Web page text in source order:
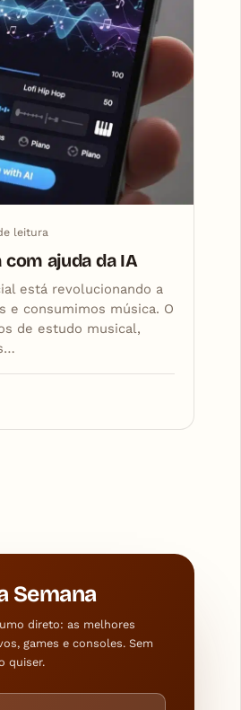
leitura
com ajuda da IA
está revolucionando a
e consumimos música. O
de estudo musical,
Semana
direto: as melhores
games e consoles. Sem
quiser.